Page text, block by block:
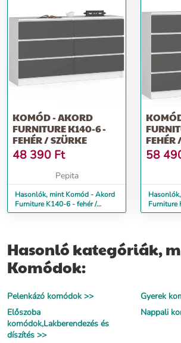
KOMÓD - AKORD
FURNITURE K140-6 -
FEHÉR / SZÜRKE
48 390 Ft
Pepita
Hasonlók, mint Komód - Akord
Furniture K140-6 - fehér /
szürke
FEHÉR
58
Furniture
szürke
Hasonló kategóriák,
Komódok:
Pelenkázó komódok >>
Gyerek
Előszoba
komódok,Lakberendezés és
díszítés >>
Nappali